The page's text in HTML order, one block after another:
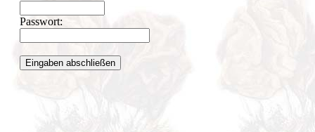
Passwort: